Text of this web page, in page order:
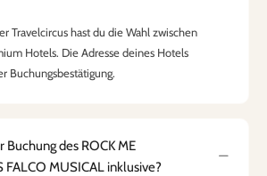
Travelcircus hast du die Wahl zwischen
Hotels. Die Adresse deines Hotels
Buchungsbestätigung.
Buchung des ROCK ME
FALCO MUSICAL inklusive?